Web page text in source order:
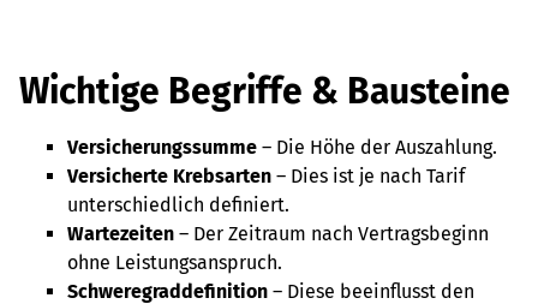
Wichtige Begriffe & Bausteine
Versicherungssumme – Die Höhe der Auszahlung.
Versicherte Krebsarten – Dies ist je nach Tarif
unterschiedlich definiert.
Wartezeiten – Der Zeitraum nach Vertragsbeginn
ohne Leistungsanspruch.
Schweregraddefinition – Diese beeinflusst den